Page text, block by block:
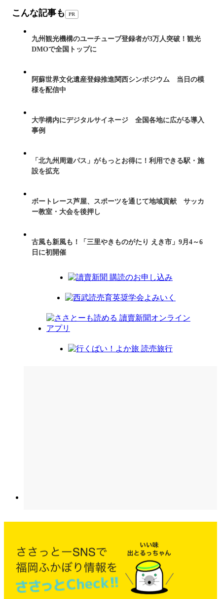
こんな記事も PR
九州観光機構のユーチューブ登録者が3万人突破！観光
DMOで全国トップに
阿蘇世界文化遺産登録推進関西シンポジウム 当日の模
様を配信中
大学構内にデジタルサイネージ 全国各地に広がる導入
事例
「北九州周遊パス」がもっとお得に！利用できる駅・施
設を拡充
ボートレース芦屋、スポーツを通じて地域貢献 サッカ
ー教室・大会を後押し
古風も新風も！「三里やきものがたり えき市」9月4～6
日に初開催